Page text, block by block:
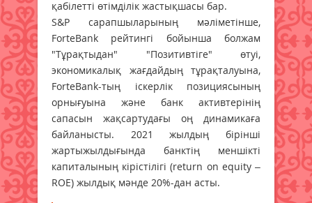
қабілетті өтімділік жастықшасы бар.
S&P сарапшыларының мәліметінше,
ForteBank рейтингі бойынша болжам
"Тұрақтыдан" "Позитивтіге" өтуі,
экономикалық жағдайдың тұрақталуына,
ForteBank-тың іскерлік позициясының
орнығуына және банк активтерінің
сапасын жақсартудағы оң динамикаға
байланысты. 2021 жылдың бірінші
жартыжылдығында банктің меншікті
капиталының кірістілігі (return on equity –
ROE) жылдық мәнде 20%-дан асты.